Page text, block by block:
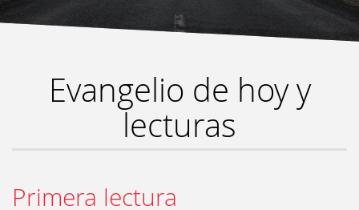
Evangelio de hoy y
lecturas
Primera lectura